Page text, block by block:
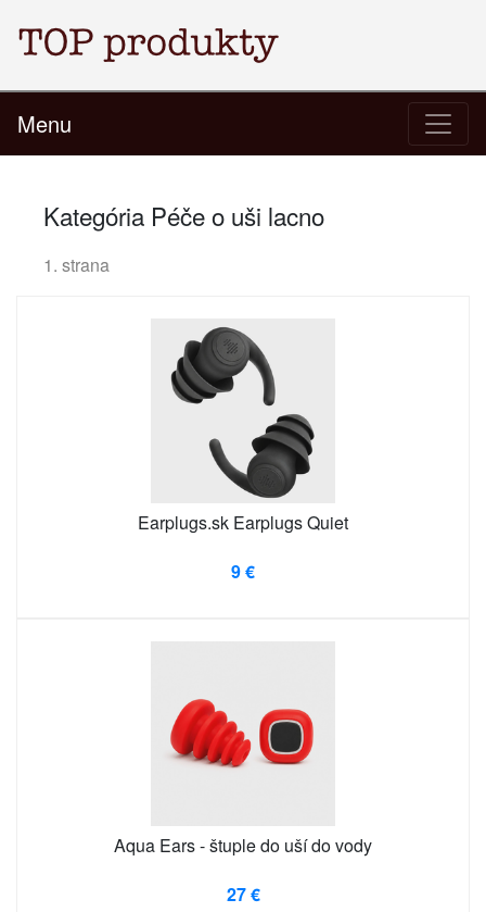
Menu
Kategória Péče o uši lacno
1. strana
Earplugs.sk Earplugs Quiet
9 €
Aqua Ears - štuple do uší do vody
27 €